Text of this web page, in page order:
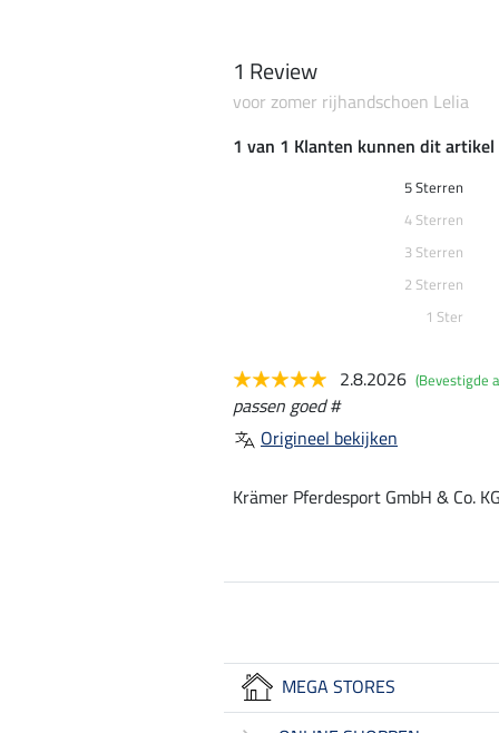
1 Review
voor zomer rijhandschoen Lelia
1 van 1 Klanten kunnen dit artikel
5 Sterren
4 Sterren
3 Sterren
2 Sterren
1 Ster
2.8.2026 (Bevestigde
passen goed #
Origineel bekijken
Krämer Pferdesport GmbH & Co.
MEGA STORES